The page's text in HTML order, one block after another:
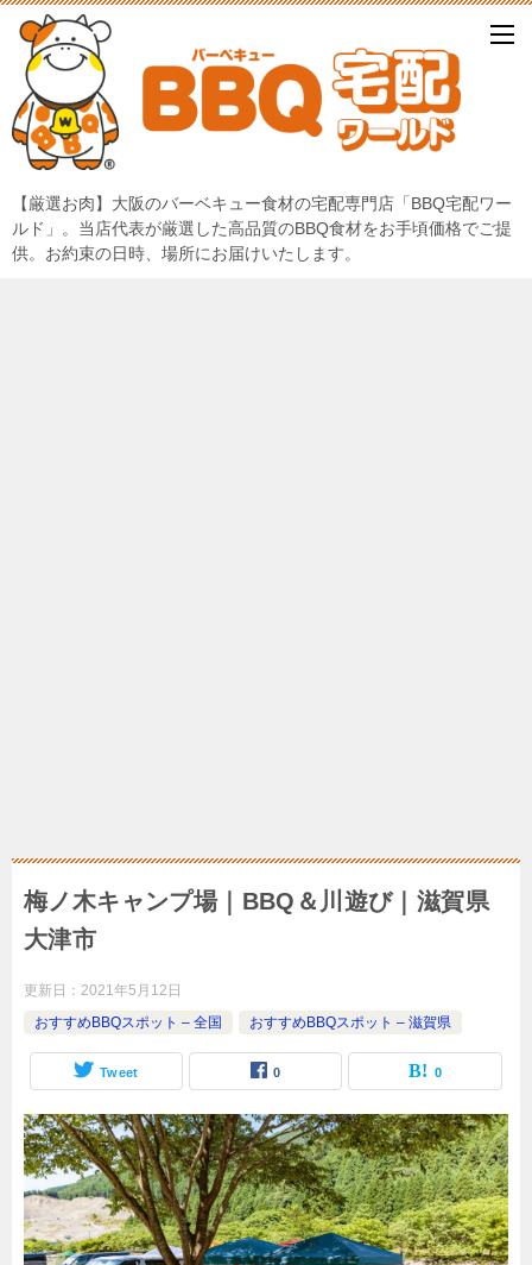
【厳選お肉】大阪のバーベキュー食材の宅配専門店「BBQ宅配ワー
ルド」。当店代表が厳選した高品質のBBQ食材をお手頃価格でご提
供。お約束の日時、場所にお届けいたします。
梅ノ木キャンプ場｜BBQ＆川遊び｜滋賀県
大津市
更新日： 2021年5月12日
おすすめBBQスポット – 全国
おすすめBBQスポット – 滋賀県
Tweet 0 0